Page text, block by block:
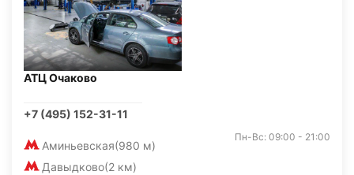
АТЦ Очаково
+7 (495) 152-31-11
Аминьевская(980 м)
Давыдково(2 км)
Пн-Вс: 09:00 - 21:00